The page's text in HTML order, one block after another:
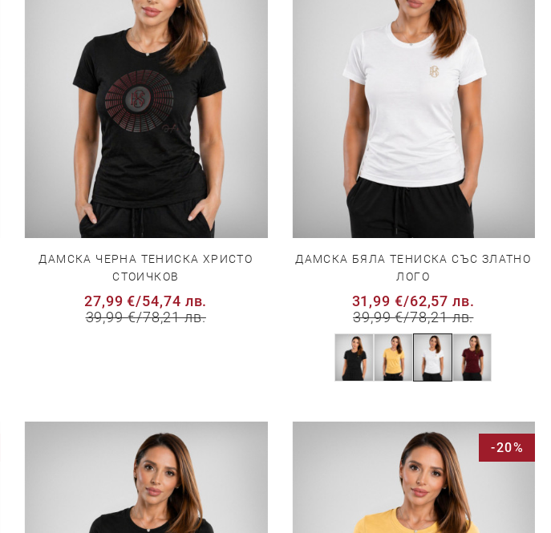
ДАМСКА ЧЕРНА ТЕНИСКА ХРИСТО
СТОИЧКОВ
27,99 €/54,74 лв.
39,99 €/78,21 лв.
ДАМСКА БЯЛА ТЕНИСКА СЪС ЗЛАТНО
ЛОГО
31,99 €/62,57 лв.
39,99 €/78,21 лв.
-20%